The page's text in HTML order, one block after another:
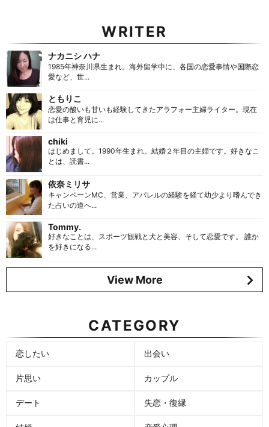
WRITER
ナカニシ ハナ
1985年神奈川県生まれ。海外留学中に、各国の恋愛事情や国際恋
愛など、世...
ともりこ
恋愛の酸いも甘いも経験してきたアラフォー主婦ライター。現在
は仕事と育児に...
chiki
はじめまして。1990年生まれ。結婚２年目の主婦です。好きなこ
とは、読書...
依奈ミリサ
キャンペーンMC、営業、アパレルの経験を経て幼少より嗜んでき
た占いの道へ...
Tommy.
好きなことは、スポーツ観戦と犬と美容、そして恋愛です。 誰か
を好きになる...
View More
CATEGORY
恋したい 出会い
片思い カップル
デート 失恋・復縁